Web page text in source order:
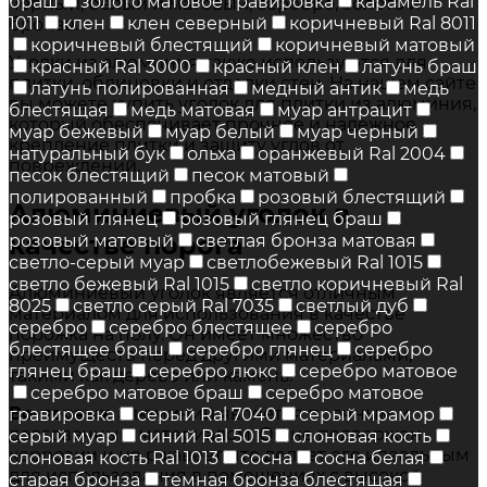
бронза.
Уголки из алюминия также используются для
плитки, облицовки и отделки стен. На нашем сайте
вы можете купить уголок для плитки из алюминия,
который обеспечивает прочное и надежное
крепление плитки и защиту углов от
повреждений.
Алюминиевый уголок в
качестве порога
Алюминиевый уголок является отличным
материалом для использования в качестве
порожка на полу. Он имеет множество
преимуществ перед другими материалами,
такими как дерево или камень.
Во-первых, алюминий является прочным и
долговечным материалом. Он не подвержен
коррозии и не ржавеет, что делает его идеальным
для использования в помещениях с высокой
1011
клен клен северный
коричневый Ral 8011
коричневый блестящий
коричневый матовый
красный Ral 3000
красный клен
латунь браш
латунь полированная
медный антик
медь
блестящая
медь матовая
муар антрацит
муар бежевый
муар белый
муар черный
натуральный бук
ольха
оранжевый Ral 2004
песок блестящий
песок матовый
полированный
пробка
розовый блестящий
розовый глянец
розовый глянец браш
розовый матовый
светлая бронза матовая
светло-серый муар
светлобежевый Ral 1015
светло бежевый Ral 1015
светло коричневый Ral
8025
светло серый Ral 7035
светлый дуб
серебро
серебро блестящее
серебро
блестящее браш
серебро глянец
серебро
глянец браш
серебро люкс
серебро матовое
серебро матовое браш
серебро матовое
гравировка
серый Ral 7040
серый мрамор
серый муар
синий Ral 5015
слоновая кость
слоновая кость Ral 1013
сосна
сосна белая
старая бронза
темная бронза блестящая